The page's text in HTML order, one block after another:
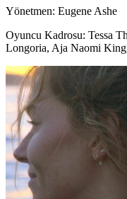
Yönetmen: Eugene Ashe
Oyuncu Kadrosu: Tessa
Longoria, Aja Naomi